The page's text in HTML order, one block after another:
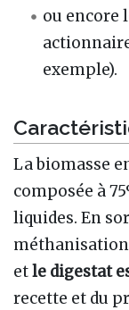
ou encore
exemple).
La biomasse
composée à
liquides. En
etle digestat
recette et du